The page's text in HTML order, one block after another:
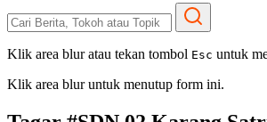
Klik area blur atau tekan tombol Esc untuk
Klik area blur untuk menutup form ini.